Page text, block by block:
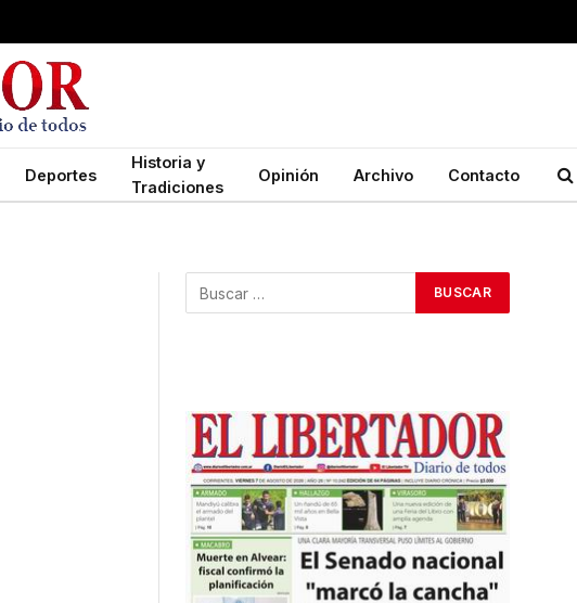
Deportes
Historia y
Tradiciones
Opinión Archivo Contacto